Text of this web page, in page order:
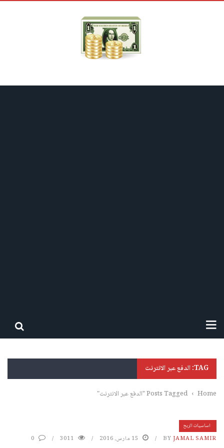
TAG: الدفع عبر الانترنت
Home
› Posts Tagged "الدفع عبر الانترنت"
اساسيات الربح
BY JAMAL SAMIR 15 مارس، 2016 3011
0